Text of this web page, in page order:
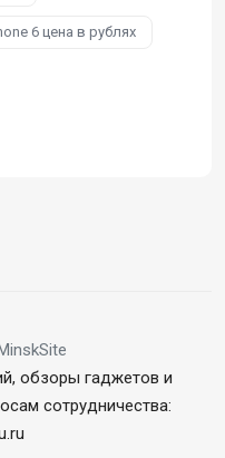
6 цена в рублях
обзоры гаджетов и
сотрудничества: